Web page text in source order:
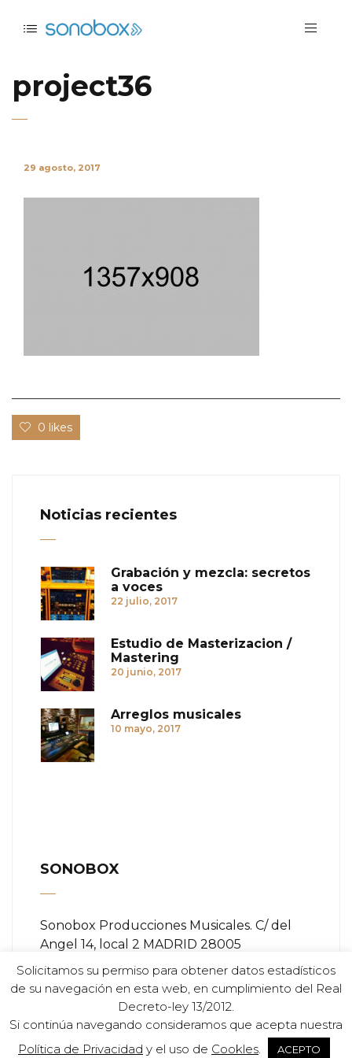
project36
29 agosto, 2017
0 likes
Noticias recientes
Grabación y mezcla: secretos
a voces
22 julio, 2017
Estudio de Masterizacion /
Mastering
20 junio, 2017
Arreglos musicales
10 mayo, 2017
SONOBOX
Sonobox Producciones Musicales. C/ del
Angel 14, local 2 MADRID 28005
Teléfono:+ (34) 91 366 84 11
Email: info@sonobox.es
Solicitamos su permiso para obtener datos estadísticos
de su navegación en esta web, en cumplimiento del Real
Decreto-ley 13/2012.
Si continúa navegando consideramos que acepta nuestra
Política de Privacidad y el uso de Cookles. ACEPTO